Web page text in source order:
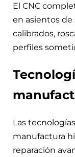
El CNC
en asientos de
calibrados,
perfiles
Las
manufactura
reparación